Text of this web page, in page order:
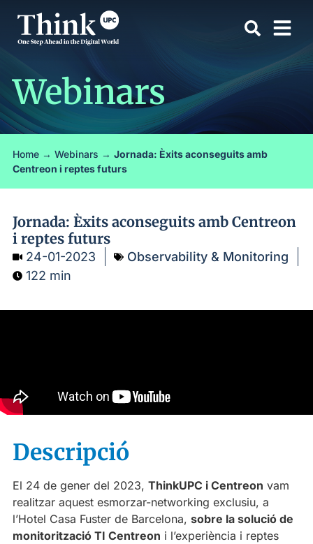
Webinars
Home → Webinars → Jornada: Èxits aconseguits amb
Centreon i reptes futurs
Jornada: Èxits aconseguits amb Centreon
i reptes futurs
24-01-2023
Observability & Monitoring
122 min
Descripció
El 24 de gener del 2023, ThinkUPC i Centreon vam
realitzar aquest esmorzar-networking exclusiu, a
l’Hotel Casa Fuster de Barcelona, sobre la solució de
monitorització TI Centreon i l’experiència i reptes